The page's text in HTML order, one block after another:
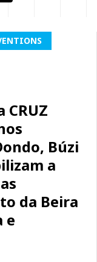
CRUZ
Búzi
a
da Beira
e